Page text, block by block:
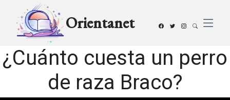
Orientanet
¿Cuánto cuesta un perro
de raza Braco?